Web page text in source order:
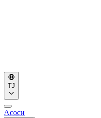
TJ
Асосӣ